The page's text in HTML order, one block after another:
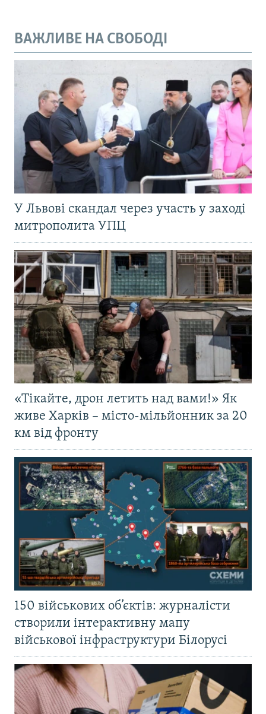
ВАЖЛИВЕ НА СВОБОДІ
У Львові скандал через участь у заході
митрополита УПЦ
«Тікайте, дрон летить над вами!» Як
живе Харків – місто-мільйонник за 20
км від фронту
150 військових об’єктів: журналісти
створили інтерактивну мапу
військової інфраструктури Білорусі